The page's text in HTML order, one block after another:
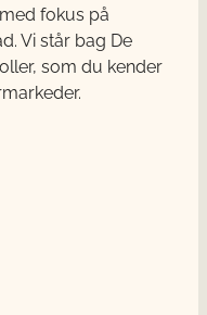
fokus på
Vi står bag De
som du kender